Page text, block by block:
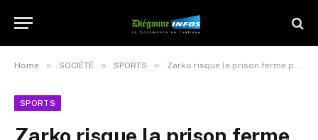
Home » SOCIÉTÉ » SPORTS » Zarko risque la prison ferme pour son agression au couteau en Côte d’Ivoire !
SPORTS